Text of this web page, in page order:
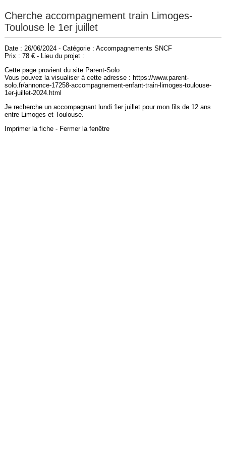
Cherche accompagnement train Limoges-
Toulouse le 1er juillet
Date : 26/06/2024 - Catégorie : Accompagnements SNCF
Prix : 78 € - Lieu du projet :
Cette page provient du site Parent-Solo
Vous pouvez la visualiser à cette adresse : https://www.parent-
solo.fr/annonce-17258-accompagnement-enfant-train-limoges-toulouse-
1er-juillet-2024.html
Je recherche un accompagnant lundi 1er juillet pour mon fils de 12 ans
entre Limoges et Toulouse.
Imprimer la fiche- Fermer la fenêtre